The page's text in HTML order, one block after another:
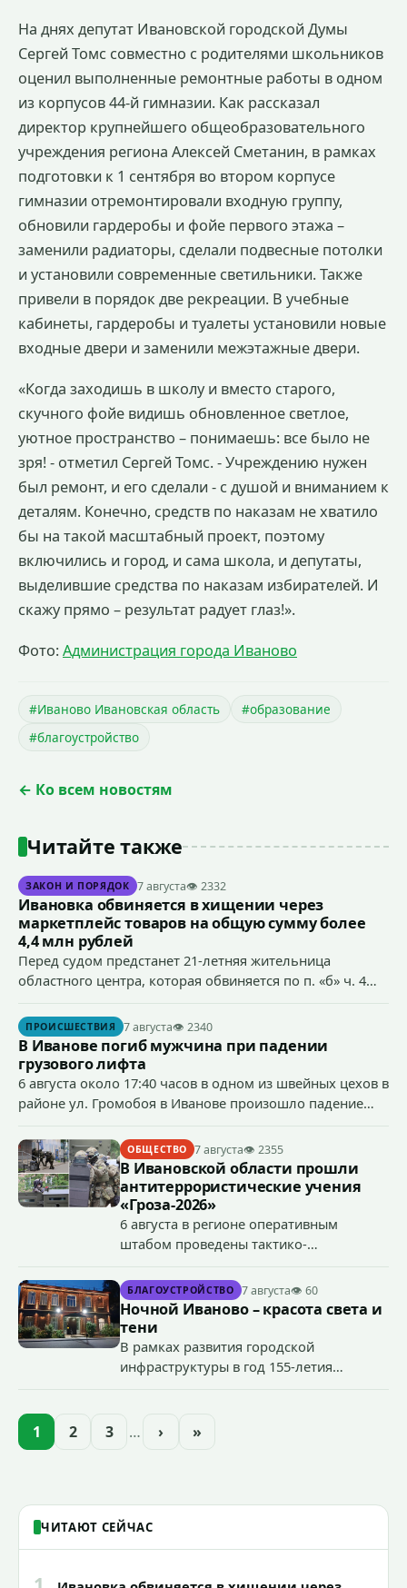
На днях депутат Ивановской городской Думы
Сергей Томс совместно с родителями школьников
оценил выполненные ремонтные работы в одном
из корпусов 44-й гимназии. Как рассказал
директор крупнейшего общеобразовательного
учреждения региона Алексей Сметанин, в рамках
подготовки к 1 сентября во втором корпусе
гимназии отремонтировали входную группу,
обновили гардеробы и фойе первого этажа –
заменили радиаторы, сделали подвесные потолки
и установили современные светильники. Также
привели в порядок две рекреации. В учебные
кабинеты, гардеробы и туалеты установили новые
входные двери и заменили межэтажные двери.
«Когда заходишь в школу и вместо старого,
скучного фойе видишь обновленное светлое,
уютное пространство – понимаешь: все было не
зря! - отметил Сергей Томс. - Учреждению нужен
был ремонт, и его сделали - с душой и вниманием к
деталям. Конечно, средств по наказам не хватило
бы на такой масштабный проект, поэтому
включились и город, и сама школа, и депутаты,
выделившие средства по наказам избирателей. И
скажу прямо – результат радует глаз!».
Фото: Администрация города Иваново
#Иваново Ивановская область
#образование
#благоустройство
← Ко всем новостям
Читайте также
ЗАКОН И ПОРЯДОК 7 августа👁 2332
Ивановка обвиняется в хищении через
маркетплейс товаров на общую сумму более
4,4 млн рублей
Перед судом предстанет 21-летняя жительница
областного центра, которая обвиняется по п. «б» ч. 4
сумму более 4,4 млн рублей через маркетплейс.
ПРОИСШЕСТВИЯ 7 августа👁 2340
В Иванове погиб мужчина при падении
грузового лифта
6 августа около 17:40 часов в одном из швейных цехов в
районе ул. Громобоя в Иванове произошло падение
ОБЩЕСТВО 7 августа👁 2355
В Ивановской области прошли
антитеррористические учения
«Гроза-2026»
6 августа в регионе оперативным
штабом проведены тактико-
террористического акта на объекте
органов государственной власти.
«Гроза-2026».
БЛАГОУСТРОЙСТВО 7 августа👁 60
Ночной Иваново – красота света и
тени
В рамках развития городской
инфраструктуры в год 155-летия
проекта подсветки исторических
1 2 3 … › »
ЧИТАЮТ СЕЙЧАС